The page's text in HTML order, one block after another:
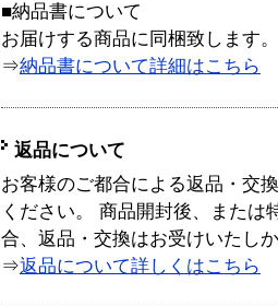
■納品書について
お届けする商品に同梱致します。
⇒納品書について詳細はこちら
返品について
お客様のご都合による返品・交
ください。 商品開封後、または
合、返品・交換はお受けいたし
⇒返品について詳しくはこちら